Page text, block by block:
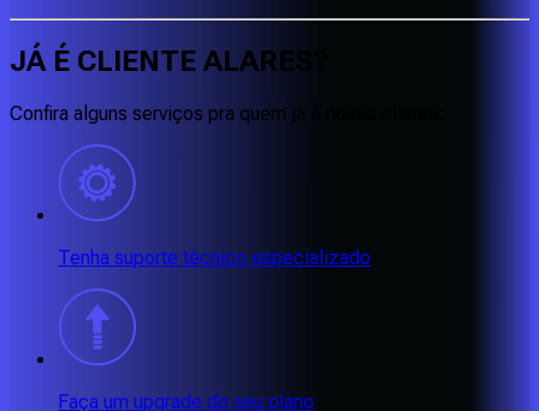
JÁ É CLIENTE ALARES
Confira alguns serviços pra quem ja é nosso cliente:
Tenha suporte técnico especializado
Faça um upgrade do seu plano